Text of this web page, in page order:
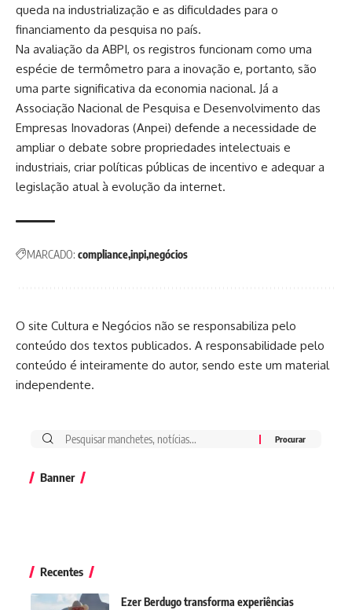
queda na industrialização e as dificuldades para o
financiamento da pesquisa no país.
Na avaliação da ABPI, os registros funcionam como uma
espécie de termômetro para a inovação e, portanto, são
uma parte significativa da economia nacional. Já a
Associação Nacional de Pesquisa e Desenvolvimento das
Empresas Inovadoras (Anpei) defende a necessidade de
ampliar o debate sobre propriedades intelectuais e
industriais, criar políticas públicas de incentivo e adequar a
legislação atual à evolução da internet.
MARCADO: complianceinpinegócios
O site Cultura e Negócios não se responsabiliza pelo
conteúdo dos textos publicados. A responsabilidade pelo
conteúdo é inteiramente do autor, sendo este um material
independente.
Banner
Recentes
Ezer Berdugo transforma experiências